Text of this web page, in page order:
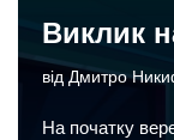
Виклик
від Дмитро
На початку